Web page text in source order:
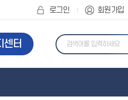
로그인 회원가입
센터